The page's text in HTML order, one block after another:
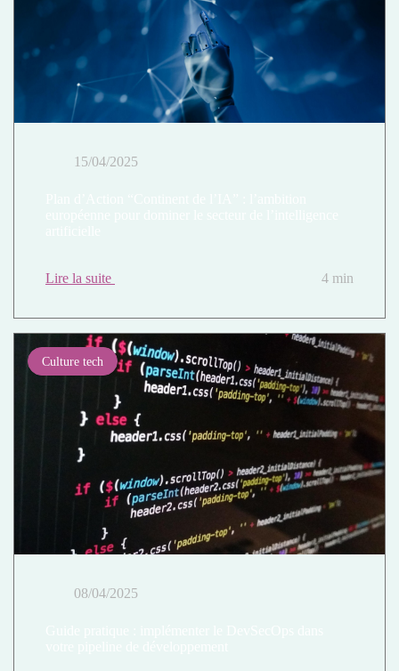
15/04/2025
Lire la suite 4 min
Culture tech
08/04/2025